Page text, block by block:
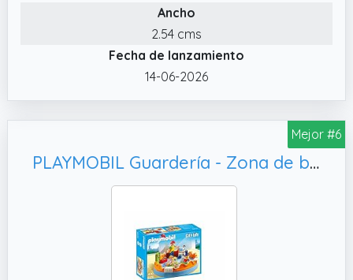
Ancho
2.54 cms
Fecha de lanzamiento
14-06-2026
Mejor #6
PLAYMOBIL Guardería - Zona de bebés, playset (5570)